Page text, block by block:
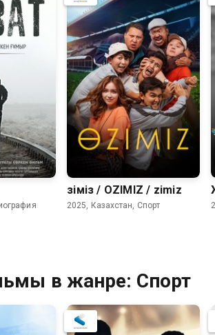
Өзіміз / OZIMIZ / Өzimiz
2025, Казахстан, Спорт
в жанре: Спорт